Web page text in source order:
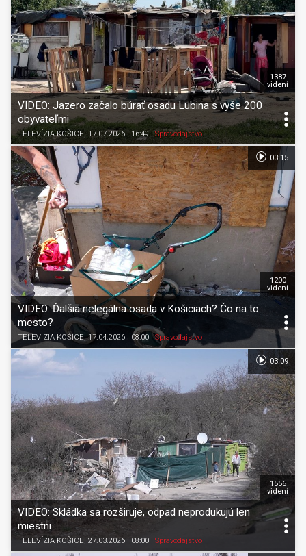
VIDEO: Jazero začalo búrať osadu Lubina s vyše 200
obyvateľmi
TELEVÍZIA KOŠICE, 17.07.2026 | 16:49|Spravodajstvo
1387
videní
VIDEO: Ďalšia nelegálna osada v Košiciach? Čo na to
mesto?
TELEVÍZIA KOŠICE, 17.04.2026 | 08:00 |Spravodajstvo
1200
videní
03:15
VIDEO: Skládka sa rozširuje, odpad neprodukujú len
miestni
TELEVÍZIA KOŠICE, 27.03.2026 | 08:00 Spravodajstvo
1556
videní
03:09